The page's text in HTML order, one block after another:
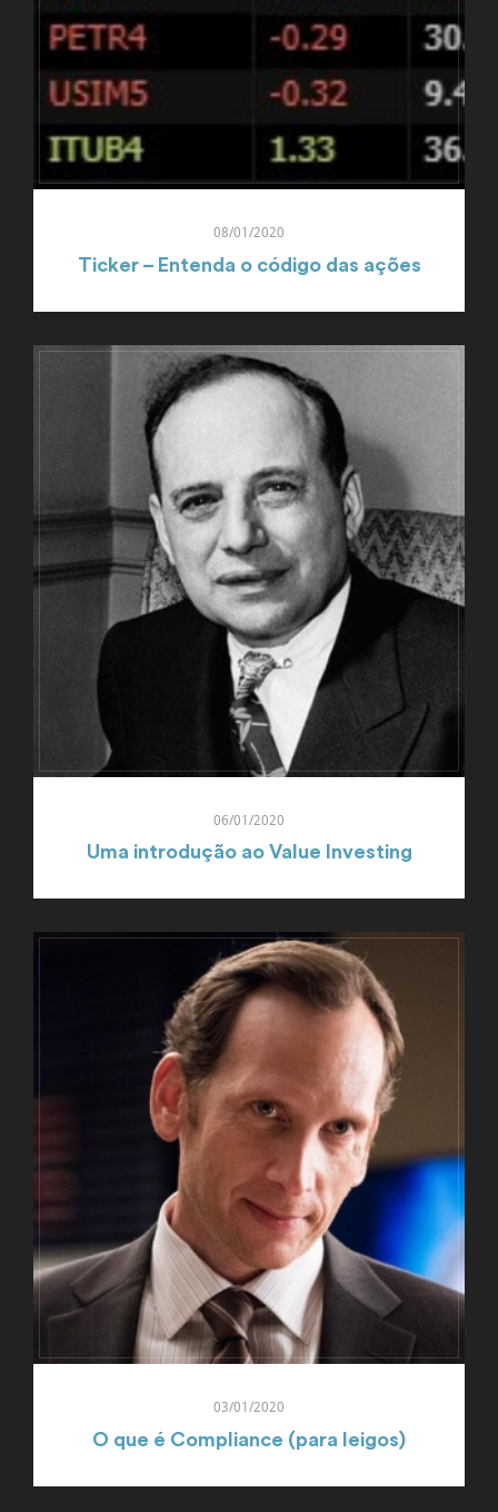
08/01/2020
Ticker – Entenda o código das ações
06/01/2020
Uma introdução ao Value Investing
03/01/2020
O que é Compliance (para leigos)